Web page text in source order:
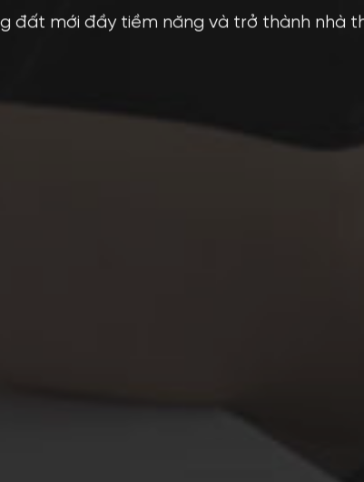
đất mới đầy tiềm năng và trở thành nhà